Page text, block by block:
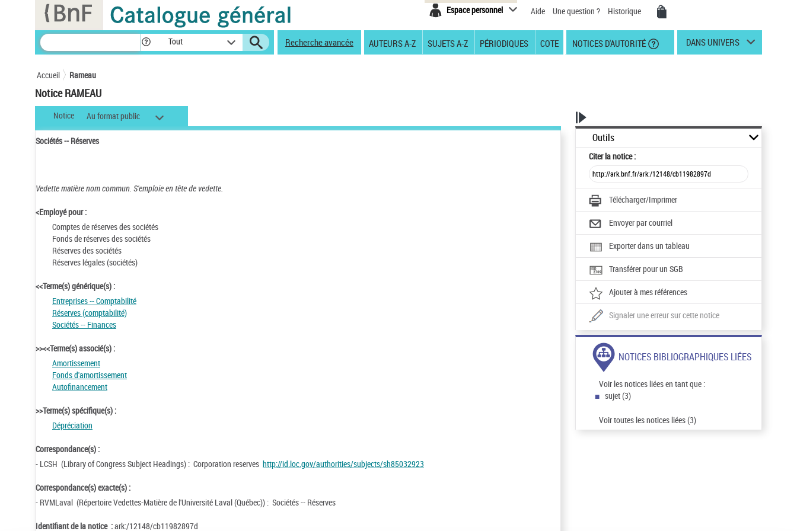
Espace personnel Aide Une question ? Historique
Tout Recherche avancée AUTEURS A-Z SUJETS A-Z PÉRIODIQUES COTE NOTICES D'AUTORITÉ DANS UNIVERS
Accueil Rameau
Notice RAMEAU
Notice Au format public
Sociétés -- Réserves
Vedette matière nom commun. S'emploie en tête de vedette.
<Employé pour :
Comptes de réserves des sociétés
Fonds de réserves des sociétés
Réserves des sociétés
Réserves légales (sociétés)
<<Terme(s) générique(s) :
Entreprises -- Comptabilité
Réserves (comptabilité)
Sociétés -- Finances
>><<Terme(s) associé(s) :
Amortissement
Fonds d'amortissement
Autofinancement
>>Terme(s) spécifique(s) :
Dépréciation
Correspondance(s) :
- LCSH (Library of Congress Subject Headings) : Corporation reserves http://id.loc.gov/authorities/subjects/sh85032923
Correspondance(s) exacte(s) :
- RVMLaval (Répertoire Vedettes-Matière de l'Université Laval (Québec)) : Sociétés -- Réserves
Identifiant de la notice :ark:/12148/cb11982897d
Outils
Citerla notice :
Télécharger/Imprimer
Envoyer par courriel
Exporter dans un tableau
Transférer pour un SGB
Ajouter à mes références
Signaler une erreur sur cette notice
NOTICES BIBLIOGRAPHIQUES LIÉES
Voir les notices liées en tant que :
sujet (3)
Voir toutes les notices liées (3)
Panneau de gestion des cookies